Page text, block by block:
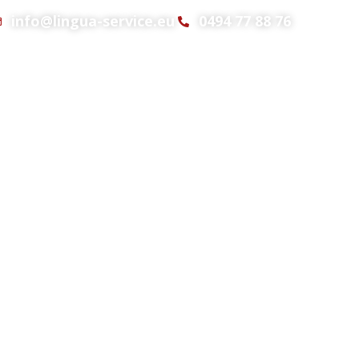
info@lingua-service.eu 0494 77 88 76